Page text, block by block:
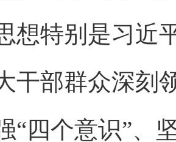
想特别是习近
干部群众深刻
“四个意识”、